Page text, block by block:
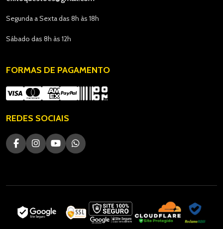
Segunda a Sexta das 8h às 18h
Sábado das 8h às 12h
FORMAS DE PAGAMENTO
REDES SOCIAIS